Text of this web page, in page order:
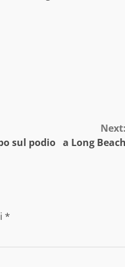
sul podio a Long
*